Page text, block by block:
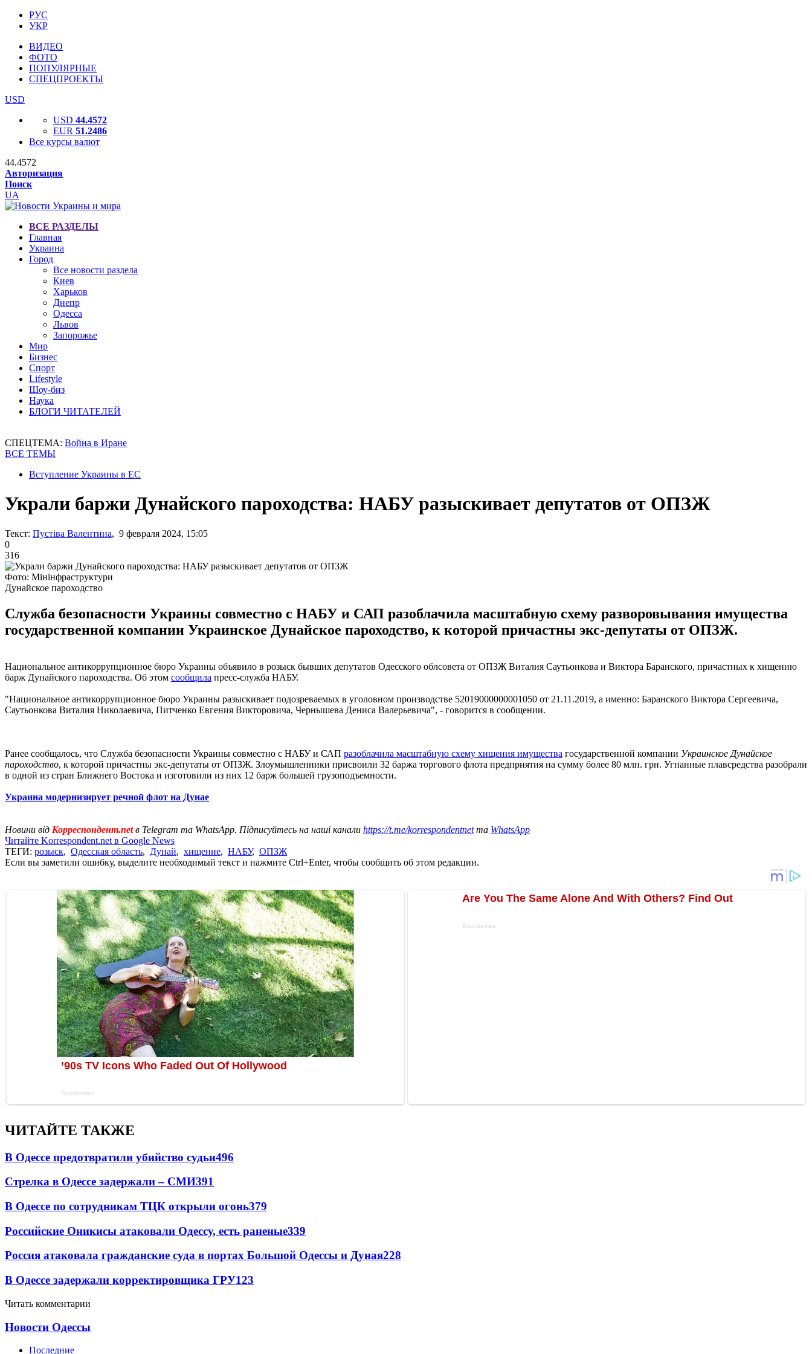
РУС
УКР
ВИДЕО
ФОТО
ПОПУЛЯРНЫЕ
СПЕЦПРОЕКТЫ
USD
USD 44.4572
EUR 51.2486
Все курсы валют
44.4572
Авторизация
Поиск
UA
ВСЕ РАЗДЕЛЫ
Главная
Украина
Город
Все новости раздела
Киев
Харьков
Днепр
Одесса
Львов
Запорожье
Мир
Бизнес
Спорт
Lifestyle
Шоу-биз
Наука
БЛОГИ ЧИТАТЕЛЕЙ
СПЕЦТЕМА: Война в Иране
ВСЕ ТЕМЫ
Вступление Украины в ЕС
Украли баржи Дунайского пароходства: НАБУ разыскивает депутатов от ОПЗЖ
Текст: Пустіва Валентина, 9 февраля 2024, 15:05
0
316
Фото: Мінінфраструктури
Дунайское пароходство
Служба безопасности Украины совместно с НАБУ и САП разоблачила масштабную схему разворовывания имущества
государственной компании Украинское Дунайское пароходство, к которой причастны экс-депутаты от ОПЗЖ.
Национальное антикоррупционное бюро Украины объявило в розыск бывших депутатов Одесского облсовета от ОПЗЖ Виталия Саутьонкова и Виктора Баранского, причастных к хищению
барж Дунайского пароходства. Об этом сообщила пресс-служба НАБУ.
"Национальное антикоррупционное бюро Украины разыскивает подозреваемых в уголовном производстве 52019000000001050 от 21.11.2019, а именно: Баранского Виктора Сергеевича,
Саутьонкова Виталия Николаевича, Питченко Евгения Викторовича, Чернышева Дениса Валерьевича", - говорится в сообщении.
Ранее сообщалось, что Служба безопасности Украины совместно с НАБУ и САП разоблачила масштабную схему хищения имущества государственной компании Украинское Дунайское
пароходство, к которой причастны экс-депутаты от ОПЗЖ. Злоумышленники присвоили 32 баржа торгового флота предприятия на сумму более 80 млн. грн. Угнанные плавсредства разобрали
в одной из стран Ближнего Востока и изготовили из них 12 барж большей грузоподъемности.
Украина модернизирует речной флот на Дунае
Новини від Корреспондент.netв Telegram та WhatsApp. Підписуйтесь на наші канали https://t.me/korrespondentnetта WhatsApp
Читайте Korrespondent.net в Google News
ТЕГИ: розыск, Одесская область, Дунай, хищение, НАБУ, ОПЗЖ
Если вы заметили ошибку, выделите необходимый текст и нажмите Ctrl+Enter, чтобы сообщить об этом редакции.
ЧИТАЙТЕ ТАКЖЕ
В Одессе предотвратили убийство судьи496
Стрелка в Одессе задержали – СМИ391
В Одессе по сотрудникам ТЦК открыли огонь379
Российские Оникисы атаковали Одессу, есть раненые339
Россия атаковала гражданские суда в портах Большой Одессы и Дуная228
В Одессе задержали корректировщика ГРУ123
Читать комментарии
Новости Одессы
Последние